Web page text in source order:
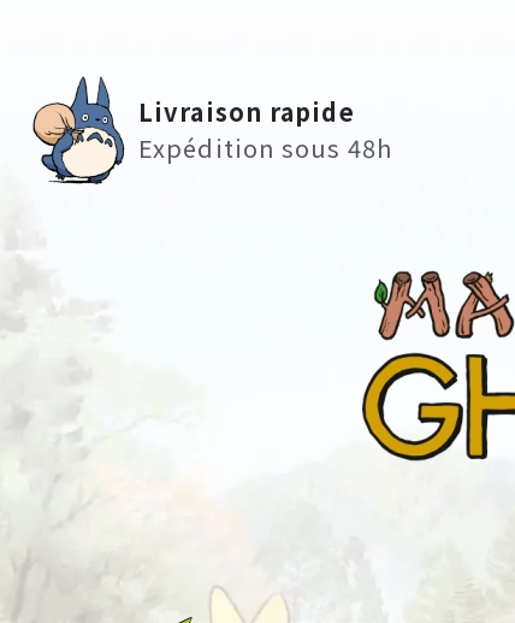
Livraison rapide
Expédition sous 48h